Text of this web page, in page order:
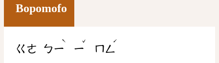
Bopomofo
ㄍㄜ ㄅㄧ
ˋ
ㄧ
ˇ
ㄇㄥ
ˊ